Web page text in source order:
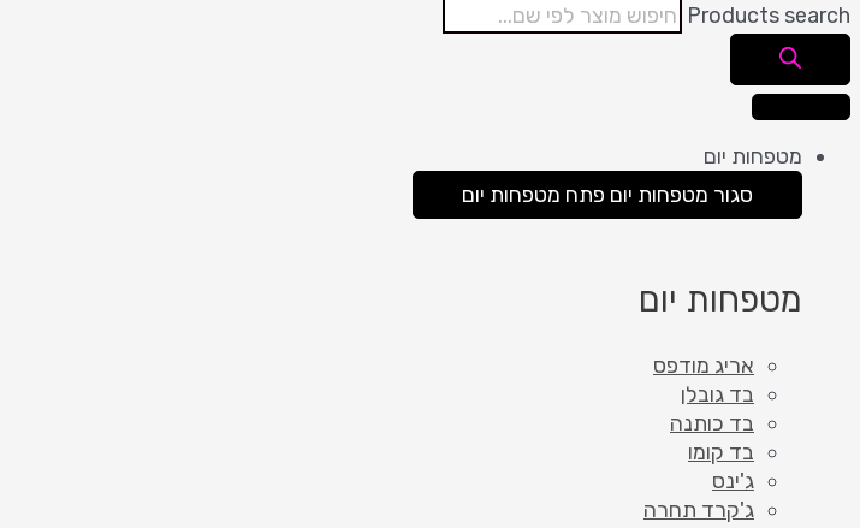
Products search
מטפחות יום
סגור מטפחות יום פתח מטפחות יום
מטפחות יום
אריג מודפס
בד גובלן
בד כותנה
בד קומו
ג'ינס
ג'קרד תחרה